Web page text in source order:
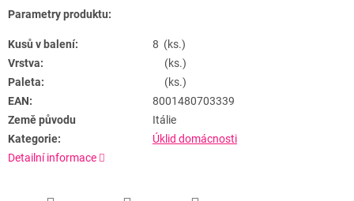
Parametry produktu:
Kusů v balení:
8 (ks.)
Vrstva:
(ks.)
Paleta:
(ks.)
EAN:
8001480703339
Země původu
Itálie
Kategorie:
Úklid domácnosti
Detailní informace